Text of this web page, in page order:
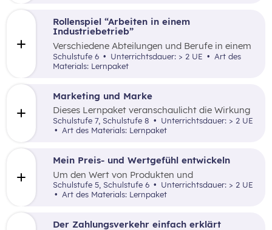
Rollenspiel “Arbeiten in einem
Industriebetrieb”
Verschiedene Abteilungen und Berufe in einem
Betrieb werden im Rollenspiel erfahrbar
gemacht.
Schulstufe 6 Unterrichtsdauer: > 2 UE
Materials: Lernpaket
Mein Preis- und Wertgefühl entwickeln
Um den Wert von Produkten und
Dienstleistungen dreht es sich in diesem
Lernpaket.
Schulstufe 5, Schulstufe 6
Unterrichtsdauer: > 2 UE
Art des Materials: Lernpaket
Der Zahlungsverkehr einfach erklärt
Marketing und Marke
Dieses Lernpaket veranschaulicht die Wirkung
von Marken und Marketing auf unser Leben.
Schulstufe 7, Schulstufe 8
Unterrichtsdauer: > 2 UE
Art des Materials: Lernpaket